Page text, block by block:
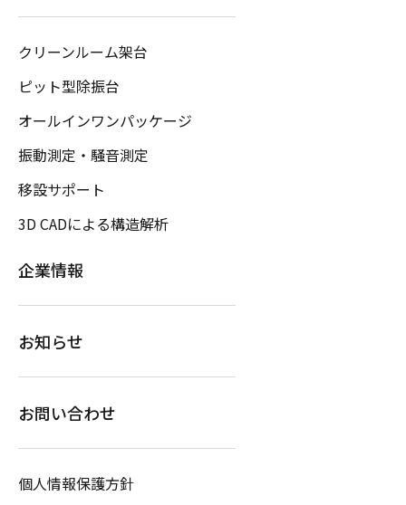
クリーンルーム架台
ピット型除振台
オールインワンパッケージ
振動測定・騒音測定
移設サポート
3D CADによる構造解析
企業情報
お知らせ
お問い合わせ
個人情報保護方針